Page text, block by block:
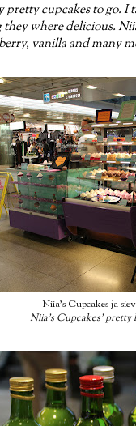
pretty cupcakes to go.
where delicious.
vanilla and many
Niia's Cupcakes ja
Niia's Cupcakes' pretty